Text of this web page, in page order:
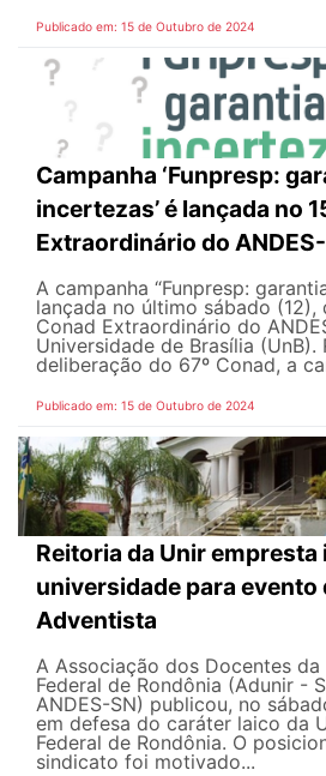
Publicado em: 15 de Outubro de 2024
Campanha ‘Funpresp:
incertezas’ é lançada no
Extraordinário do
A campanha “Funpresp:
lançada no último sábado (12),
Conad Extraordinário do
Universidade de Brasília (UnB).
deliberação do 67º Conad, a
Publicado em: 15 de Outubro de 2024
Reitoria da Unir
universidade para evento
Adventista
A Associação dos Docentes
Federal de Rondônia (Adunir -
ANDES-SN) publicou, no
em defesa do caráter laico da
Federal de Rondônia. O
sindicato foi motivado...